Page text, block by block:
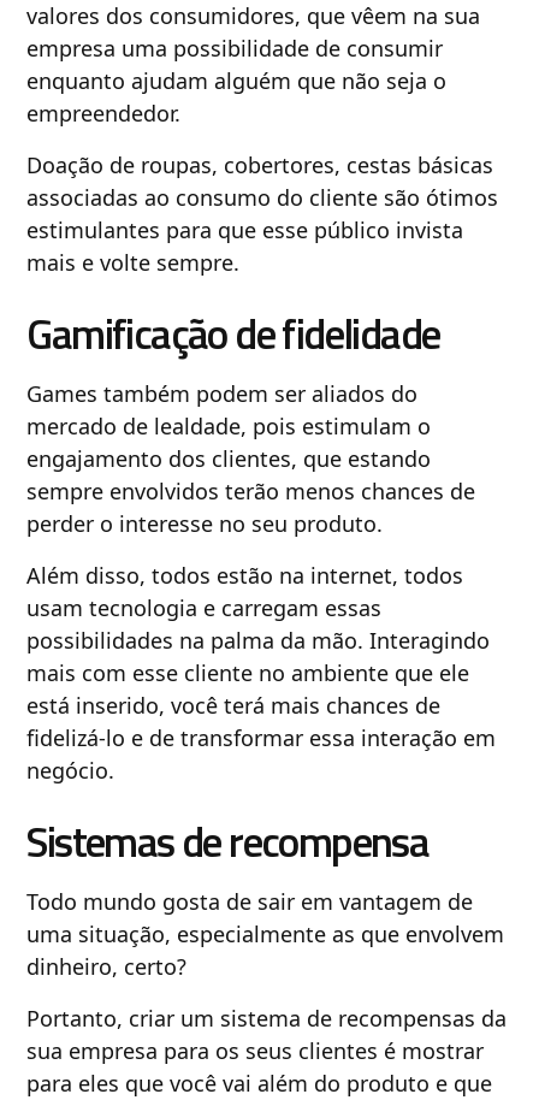
valores dos consumidores, que vêem na sua
empresa uma possibilidade de consumir
enquanto ajudam alguém que não seja o
empreendedor.
Doação de roupas, cobertores, cestas básicas
associadas ao consumo do cliente são ótimos
estimulantes para que esse público invista
mais e volte sempre.
Gamificação de fidelidade
Games também podem ser aliados do
mercado de lealdade, pois estimulam o
engajamento dos clientes, que estando
sempre envolvidos terão menos chances de
perder o interesse no seu produto.
Além disso, todos estão na internet, todos
usam tecnologia e carregam essas
possibilidades na palma da mão. Interagindo
mais com esse cliente no ambiente que ele
está inserido, você terá mais chances de
fidelizá-lo e de transformar essa interação em
negócio.
Sistemas de recompensa
Todo mundo gosta de sair em vantagem de
uma situação, especialmente as que envolvem
dinheiro, certo?
Portanto, criar um sistema de recompensas da
sua empresa para os seus clientes é mostrar
para eles que você vai além do produto e que